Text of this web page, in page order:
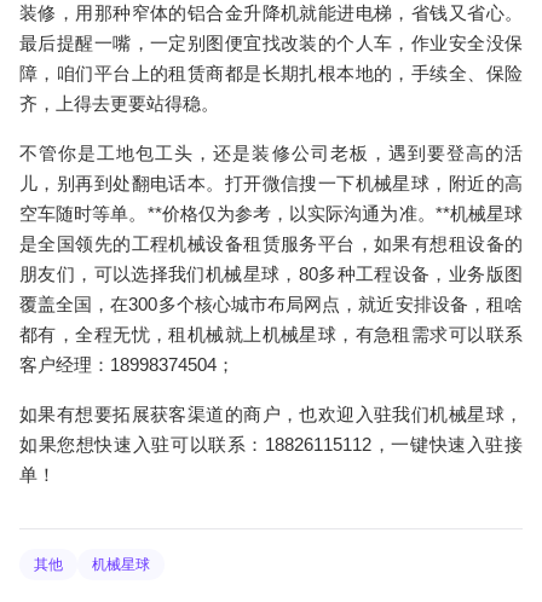
装修，用那种窄体的铝合金升降机就能进电梯，省钱又省心。
最后提醒一嘴，一定别图便宜找改装的个人车，作业安全没保
障，咱们平台上的租赁商都是长期扎根本地的，手续全、保险
齐，上得去更要站得稳。
不管你是工地包工头，还是装修公司老板，遇到要登高的活
儿，别再到处翻电话本。打开微信搜一下机械星球 ，附近的高
空车随时等单。**价格仅为参考，以实际沟通为准。**机械星球
是全国领先的工程机械设备租赁服务平台，如果有想租设备的
朋友们，可以选择我们机械星球，80多种工程设备，业务版图
覆盖全国，在300多个核心城市布局网点，就近安排设备，租啥
都有，全程无忧，租机械就上机械星球，有急租需求可以联系
客户经理：18998374504；
如果有想要拓展获客渠道的商户，也欢迎入驻我们机械星球，
如果您想快速入驻可以联系：18826115112，一键快速入驻接
单！
其他 机械星球